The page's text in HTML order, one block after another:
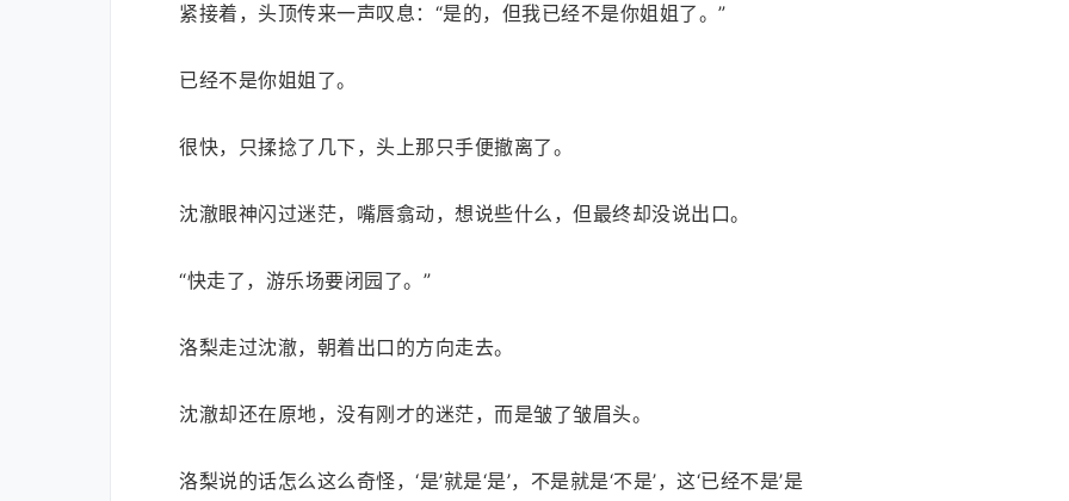
紧接着，头顶传来一声叹息：“是的，但我已经不是你姐姐了。”
已经不是你姐姐了。
很快，只揉捻了几下，头上那只手便撤离了。
沈澈眼神闪过迷茫，嘴唇翕动，想说些什么，但最终却没说出口。
“快走了，游乐场要闭园了。”
洛梨走过沈澈，朝着出口的方向走去。
沈澈却还在原地，没有刚才的迷茫，而是皱了皱眉头。
洛梨说的话怎么这么奇怪，‘是’就是‘是’，不是就是‘不是’，这‘已经不是’是